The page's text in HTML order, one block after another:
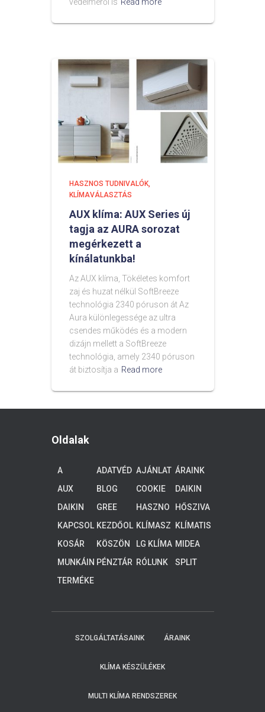
védelméről is Read more
HASZNOS TUDNIVALÓK
KLÍMAVÁLASZTÁS
AUX klíma: AUX Series új
tagja az AURA sorozat
megérkezett a
kínálatunkba!
Az AUX klíma, Tökéletes komfort
zaj és huzat nélkül SoftBreeze
technológia 2340 póruson át Az
Aura különlegessége az ultra
csendes működés és a modern
dizájn mellett a SoftBreeze
technológia, amely 2340 póruson
át biztosítja a Read more
Oldalak
A
ADATVÉD AJÁNLAT ÁRAINK
AUX
BLOG
COOKIE
(EU)
DAIKIN
A 3
ALACSON
HŐMÉRS
RENDSZE
DAIKIN
GREE
HASZNO
TUDNIVA
LÓK
HŐSZIVA
TTYÚK
KAPCSOL KEZDŐOL KLÍMASZ
ERELÉS
KLÍMATIS
KOSÁR
KÖSZÖN
JÜK,
HOGY
KOLLEGÁ
HAMARO
SIK ÖNT.
LG KLÍMA MIDEA
MUNKÁIN PÉNZTÁR RÓLUNK
SPLIT
TERMÉKE
SZOLGÁLTATÁSAINK ÁRAINK
KLÍMA KÉSZÜLÉKEK
MULTI KLÍMA RENDSZEREK